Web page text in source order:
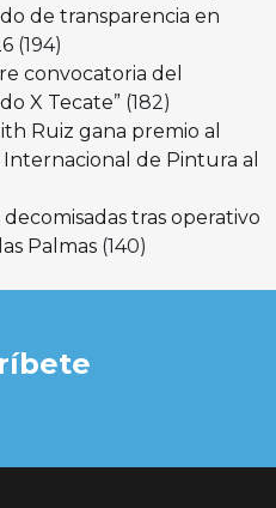
de transparencia en
(194)
convocatoria del
X Tecate” (182)
Ruiz gana premio al
de Pintura al
tras operativo
Palmas (140)